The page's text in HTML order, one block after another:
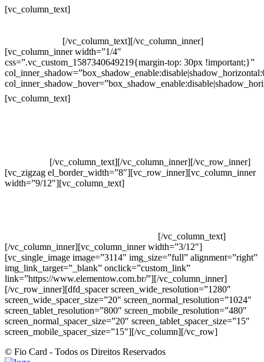
[vc_column_text]
[/vc_column_text][/vc_column_inner]
[vc_column_inner width=”1/4″
css=”.vc_custom_1587340649219{margin-top: 30px !important;}”
[vc_column_text]
[/vc_column_text][/vc_column_inner][/vc_row_inner]
[vc_zigzag el_border_width=”8″][vc_row_inner][vc_column_inner
width=”9/12″][vc_column_text]
[/vc_column_text]
[/vc_column_inner][vc_column_inner width=”3/12″]
[vc_single_image image=”3114″ img_size=”full” alignment=”right”
img_link_target=”_blank” onclick=”custom_link”
link=”https://www.elementow.com.br/”][/vc_column_inner]
[/vc_row_inner][dfd_spacer screen_wide_resolution=”1280″
screen_wide_spacer_size=”20″ screen_normal_resolution=”1024″
screen_tablet_resolution=”800″ screen_mobile_resolution=”480″
screen_normal_spacer_size=”20″ screen_tablet_spacer_size=”15″
screen_mobile_spacer_size=”15″][/vc_column][/vc_row]
© Fio Card - Todos os Direitos Reservados